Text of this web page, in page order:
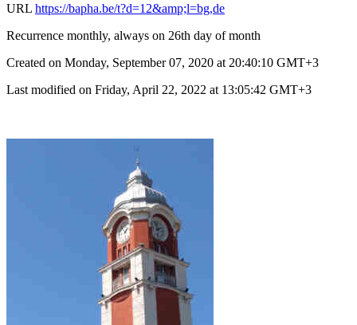
URL https://bapha.be/t?d=12&amp;l=bg,de
Recurrence monthly, always on 26th day of month
Created on Monday, September 07, 2020 at 20:40:10 GMT+3
Last modified on Friday, April 22, 2022 at 13:05:42 GMT+3